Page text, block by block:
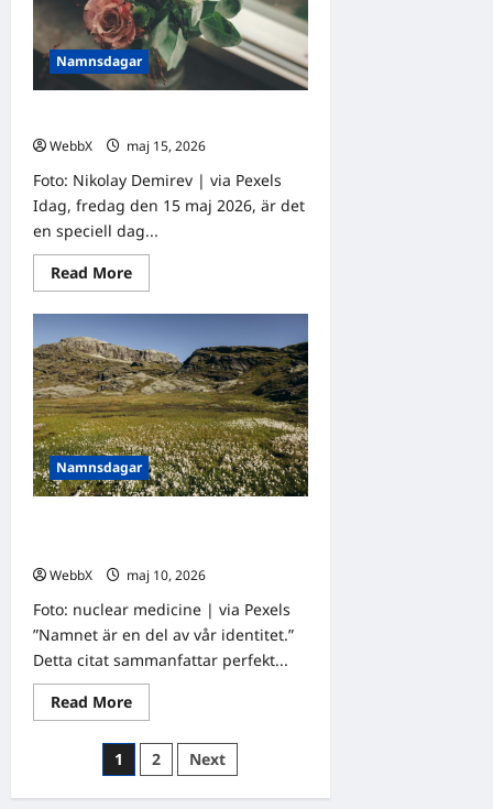
Namnsdagar
WebbX
maj 15, 2026
Foto: Nikolay Demirev | via Pexels
Idag, fredag den 15 maj 2026, är det
en speciell dag...
Read MoreRead
more
Idag
gratulerar
vi
Sofia
och
Sonja!
Namnsdagar
WebbX
maj 10, 2026
Foto: nuclear medicine | via Pexels
”Namnet är en del av vår identitet.”
Detta citat sammanfattar perfekt...
Read MoreRead
more
Idag
gratulerar
vi
Esbjörn
Sidnumrering
för
1 2 Next